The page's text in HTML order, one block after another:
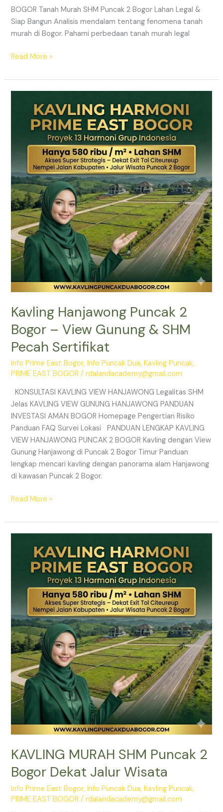
BOGOR Tanah Murah SHM Puncak 2 Bogor Lahan Legal &
Siap Bangun Analisis mendalam tentang fenomena tanah
murah di Bogor. Pahami perbedaan tanah murah legal
Read More »
Kavling Hanjawong Puncak 2
Bogor – View Gunung & SHM
Pecah Sertifikat
Info Prime East Bogor,Info Puncak Dua,Kavling Puncak,
PRIME EAST BOGOR /rdalandacademy@gmail.com
KONSULTASI KAVLING VIEW HANJAWONG Legalitas SHM
Jelas KAVLING VIEW GUNUNG HANJAWONG PANDUAN
INVESTASI AMAN BOGOR Homepage Pengertian Risiko
Panduan FAQ Survei Lokasi PANDUAN LENGKAP KAVLING
VIEW HANJAWONG PUNCAK 2 BOGOR Kavling dengan View
Gunung Hanjawong di Puncak 2 Bogor Timur Panduan
lengkap mencari kavling dengan panorama alam Hanjawong
di kawasan Puncak 2 Bogor.
Hanjawong
Puncak
Bogor
Gunung
&
SHM
Pecah
Sertifikat
Read More »
KAVLING MURAH SHM Puncak 2
Bogor Dekat Jalur Wisata
Info Prime East Bogor,Info Puncak Dua,Kavling Puncak,
PRIME EAST BOGOR /rdalandacademy@gmail.com
Puncak
Jalur
Wisata